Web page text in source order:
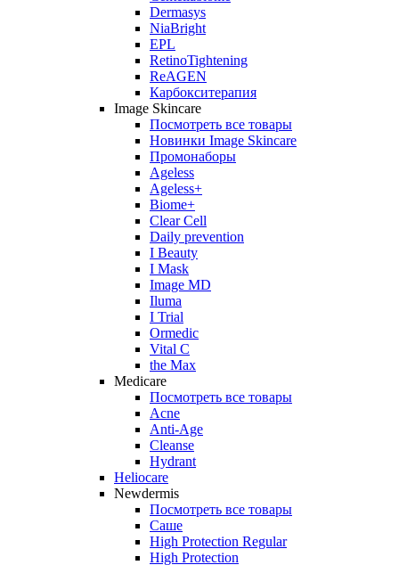
Dermasys
NiaBright
EPL
RetinoTightening
ReAGEN
Карбокситерапия
Image Skincare
Посмотреть все товары
Новинки Image Skincare
Промонаборы
Ageless
Ageless+
Biome+
Clear Cell
Daily prevention
I Beauty
I Mask
Image MD
Iluma
I Trial
Ormedic
Vital C
the Max
Medicare
Посмотреть все товары
Acne
Anti‑Age
Cleanse
Hydrant
Heliocare
Newdermis
Посмотреть все товары
Саше
High Protection Regular
High Protection